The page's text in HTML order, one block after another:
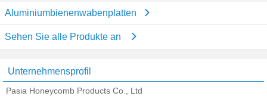
Aluminiumbienenwabenplatten
Sehen Sie alle Produkte an
Unternehmensprofil
Pasia Honeycomb Products Co., Ltd